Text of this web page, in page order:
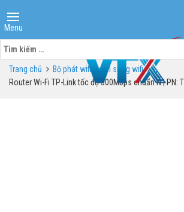
Menu
Tìm
kiếm
cho:Trang chủ
Bộ phát wifi - kích sóng wifi
Router Wi-Fi TP-Link tốc độ 300Mbps chuẩn N | PN: